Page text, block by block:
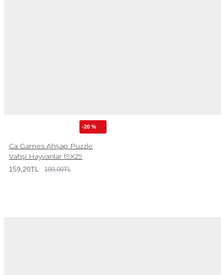
-20 %
Ca Games Ahşap Puzzle
Vahşi Hayvanlar 19X29
159,20TL 199,00TL